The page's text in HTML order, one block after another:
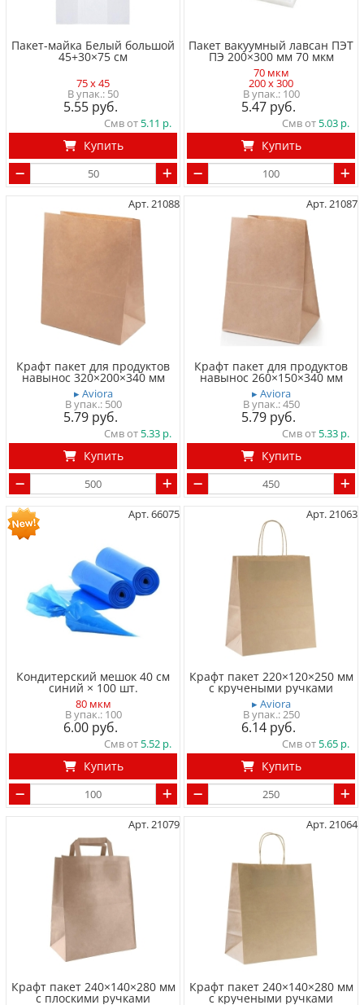
Пакет-майка Белый большой
45+30×75 cм
75 x 45
50
5.55
Смв от 5.11
Купить
Пакет вакуумный лавсан ПЭТ
ПЭ 200×300 мм 70 мкм
70 мкм
200 x 300
100
5.47
Смв от 5.03
Купить
Арт. 21088
Крафт пакет для продуктов
навынос 320×200×340 мм
▸ Aviora
500
5.79
Смв от 5.33
Купить
Арт. 21087
Крафт пакет для продуктов
навынос 260×150×340 мм
▸ Aviora
450
5.79
Смв от 5.33
Купить
Арт. 66075
Кондитерский мешок 40 см
синий × 100 шт.
80 мкм
100
6.00
Смв от 5.52
Купить
Арт. 21063
Крафт пакет 220×120×250 мм
с кручеными ручками
▸ Aviora
250
6.14
Смв от 5.65
Купить
Арт. 21079
Крафт пакет 240×140×280 мм
с плоскими ручками
Арт. 21064
Крафт пакет 240×140×280 мм
с кручеными ручками